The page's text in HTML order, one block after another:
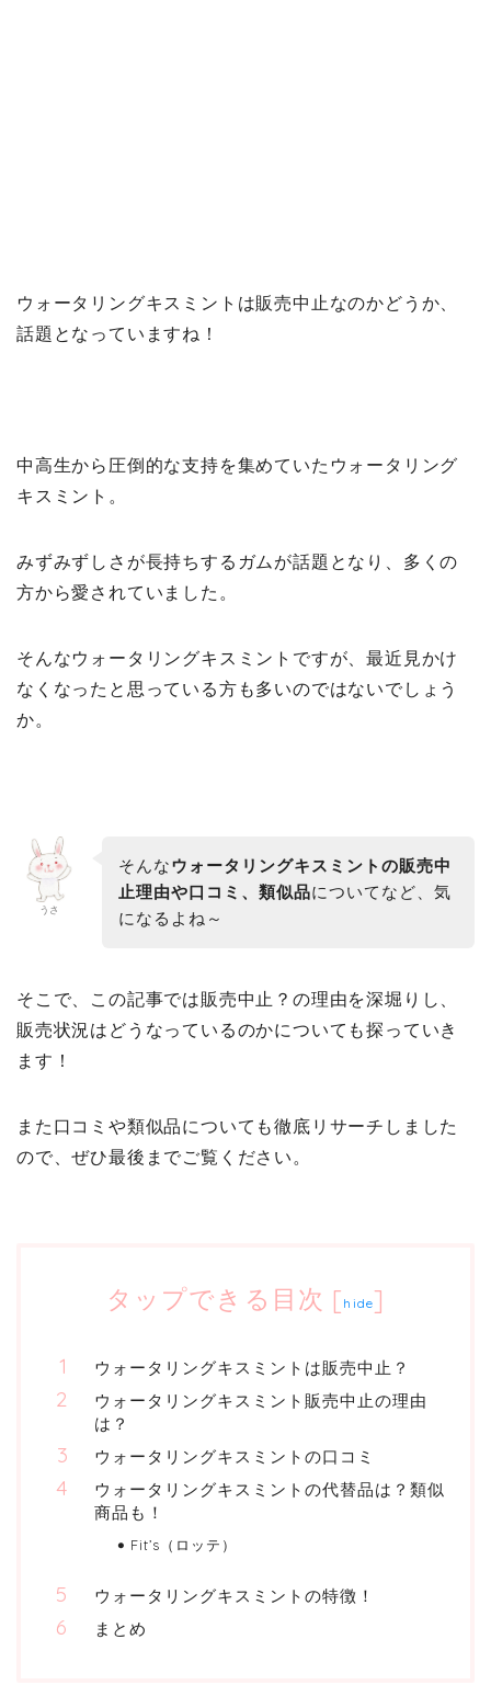
ウォータリングキスミントは販売中止なのかどうか、
話題となっていますね！
中高生から圧倒的な支持を集めていたウォータリング
キスミント。
みずみずしさが長持ちするガムが話題となり、多くの
方から愛されていました。
そんなウォータリングキスミントですが、最近見かけ
なくなったと思っている方も多いのではないでしょう
か。
うさ
そんなウォータリングキスミントの販売中
止理由や口コミ、類似品についてなど、気
になるよね～
そこで、この記事では販売中止？の理由を深堀りし、
販売状況はどうなっているのかについても探っていき
ます！
また口コミや類似品についても徹底リサーチしました
ので、ぜひ最後までご覧ください。
タップできる目次 [ hide]
ウォータリングキスミントは販売中止？
ウォータリングキスミント販売中止の理由
は？
ウォータリングキスミントの口コミ
ウォータリングキスミントの代替品は？類似
商品も！
Fit’s（ロッテ）
ウォータリングキスミントの特徴！
まとめ